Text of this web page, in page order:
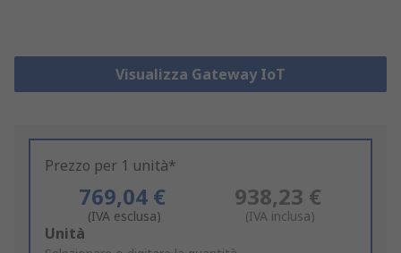
Visualizza Gateway IoT
Prezzo per 1 unità*
769,04 €
(IVA esclusa)
938,23 €
(IVA inclusa)
Add
Unità